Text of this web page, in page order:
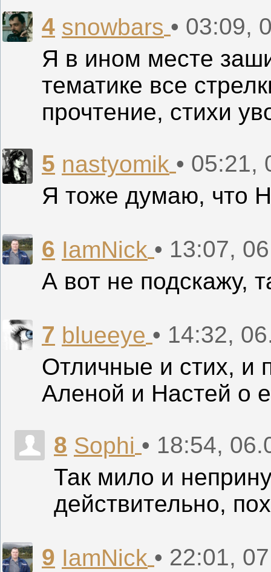
4 snowbars • 03:09,
Я в ином месте
тематике все
прочтение, стихи
5 nastyomik • 05:21,
Я тоже думаю, что
6 IamNick • 13:07,
А вот не подскажу,
7 blueeye • 14:32,
Отличные и стих, и
Аленой и Настей о
8 Sophi • 18:54,
Так мило и
действительно,
9 IamNick • 22:01,